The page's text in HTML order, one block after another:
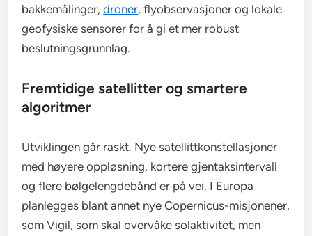
bakkemålinger,droner, flyobservasjoner og lokale
geofysiske sensorer for å gi et mer robust
beslutningsgrunnlag.
Fremtidige satellitter og smartere
algoritmer
Utviklingen går raskt. Nye satellittkonstellasjoner
med høyere oppløsning, kortere gjentaksintervall
og flere bølgelengdebånd er på vei. I Europa
planlegges blant annet nye Copernicus-misjonener,
som Vigil, som skal overvåke solaktivitet, men